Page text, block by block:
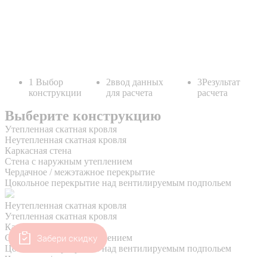
Забери скидку